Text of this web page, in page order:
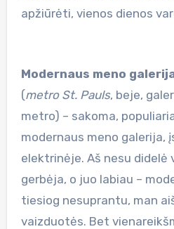
apžiūrėti, vienos dienos
Modernaus meno galerija
(metro St. Pauls, beje,
metro) – sakoma,
modernaus meno galerija,
elektrinėje. Aš nesu didelė
gerbėja, o juo labiau –
tiesiog nesuprantu, man
vaizduotės. Bet